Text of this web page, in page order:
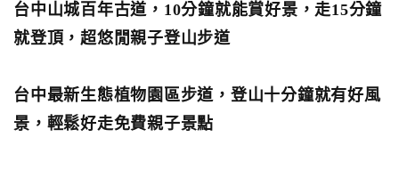
台中山城百年古道，10分鐘就能賞好景，走15分鐘
就登頂，超悠閒親子登山步道
台中最新生態植物園區步道，登山十分鐘就有好風
景，輕鬆好走免費親子景點